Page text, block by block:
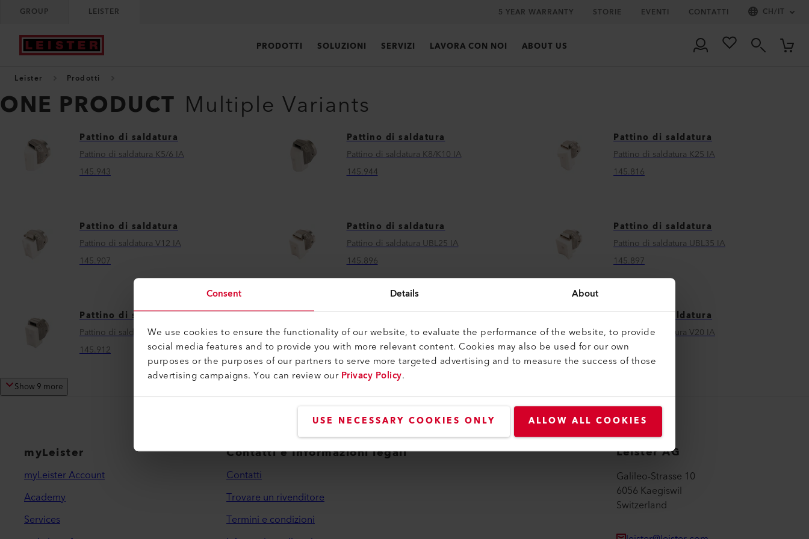
Consent Details About
We use cookies to ensure the functionality of our website, to evaluate the performance of the website, to provide
social media features and to provide you with more relevant content. Cookies may also be used for our own
purposes or the purposes of our partners to serve more targeted advertising and to measure the success of those
advertising campaigns. You can review ourPrivacy Policy.
USE NECESSARY COOKIES ONLY ALLOW ALL COOKIES
GROUP LEISTER 5 YEAR WARRANTY STORIE EVENTI CONTATTI CH/IT
PRODOTTI SOLUZIONI SERVIZI LAVORA CON NOI ABOUT US
Leister Prodotti
ONE PRODUCT Multiple Variants
Pattino di saldatura
Pattino di saldatura K5/6 IA
145.943
Pattino di saldatura
Pattino di saldatura K8/K10 IA
145.944
Pattino di saldatura
Pattino di saldatura K25 IA
145.816
Pattino di saldatura
Pattino di saldatura V12 IA
145.907
Pattino di saldatura
Pattino di saldatura UBL25 IA
145.896
Pattino di saldatura
Pattino di saldatura UBL35 IA
145.897
Pattino di saldatura
Pattino di saldatura V5/6 IA
145.912
Pattino di saldatura V8/10 IA
145.915
Pattino di saldatura
Pattino di saldatura V20 IA
145.909
Show 9 more
myLeister
myLeister Account
Academy
Services
Contatti e Informazioni legali
Contatti
Trovare un rivenditore
Termini e condizioni
Leister AG
Galileo-Strasse 10
6056 Kaegiswil
Switzerland